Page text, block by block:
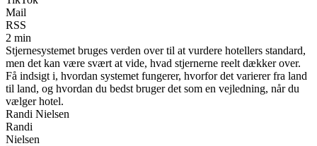
Mail
RSS
2 min
Stjernesystemet bruges verden over til at vurdere hotellers standard,
men det kan være svært at vide, hvad stjernerne reelt dækker over.
Få indsigt i, hvordan systemet fungerer, hvorfor det varierer fra land
til land, og hvordan du bedst bruger det som en vejledning, når du
vælger hotel.
Randi Nielsen
Randi
Nielsen